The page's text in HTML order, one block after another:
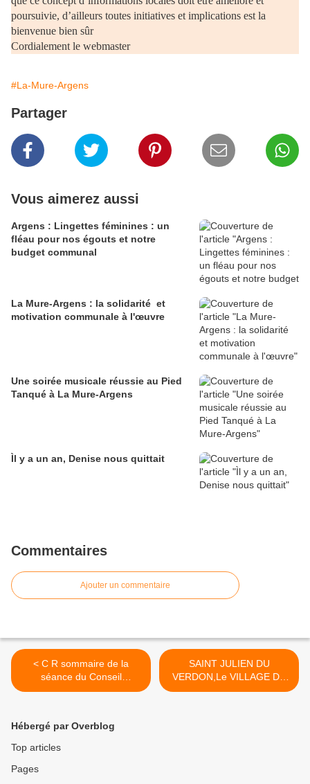
poursuivie, d’ailleurs toutes initiatives et implications est la
bienvenue bien sûr
Cordialement le webmaster
#La-Mure-Argens
Partager
Vous aimerez aussi
Argens : Lingettes féminines : un
fléau pour nos égouts et notre
budget communal
La Mure-Argens : la solidarité et
motivation communale à l'œuvre
Une soirée musicale réussie au Pied
Tanqué à La Mure-Argens
Ìl y a un an, Denise nous quittait
Commentaires
Ajouter un commentaire
< C R sommaire de la
séance du Conseil
Municipal (St
SAINT JULIEN DU
VERDON,Le VILLAGE DE
NOUVEAU A L’HEURE DU
Hébergé par Overblog
Top articles
Pages